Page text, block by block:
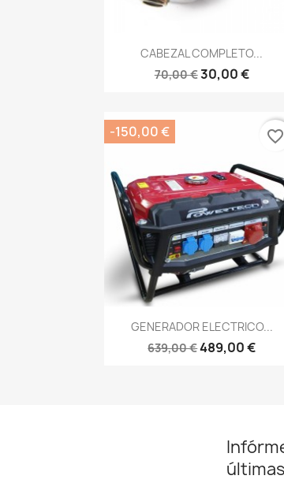
Vista rápida
CABEZAL COMPLETO...
70,00 €30,00 €
Vista rápida
GENERADOR ELECTRICO...
639,00 €489,00 €
-150,00 € favorite_border